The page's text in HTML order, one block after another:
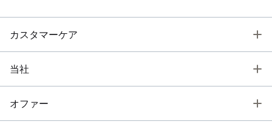
カスタマーケア
当社
オファー